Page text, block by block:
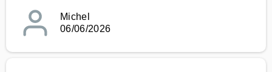
Michel
06/06/2026